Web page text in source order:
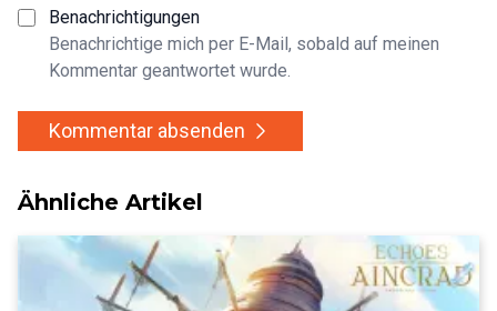
Benachrichtigungen
Benachrichtige mich per E-Mail, sobald auf meinen
Kommentar geantwortet wurde.
Kommentar absenden
Ähnliche Artikel